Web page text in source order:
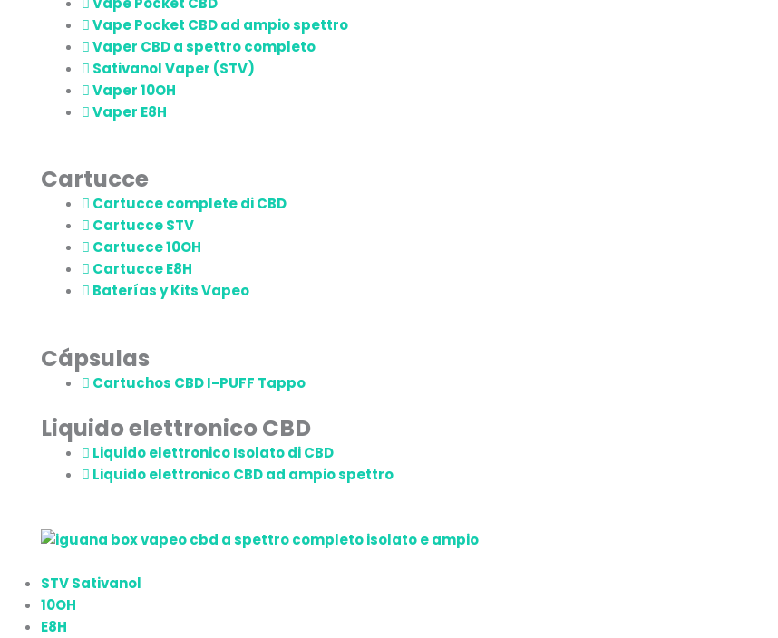
Vape Pocket CBD ad ampio spettro
Vaper CBD a spettro completo
Sativanol Vaper (STV)
Vaper 10OH
Vaper E8H
Cartucce
Cartucce complete di CBD
Cartucce STV
Cartucce 10OH
Cartucce E8H
Baterías y Kits Vapeo
Cápsulas
Cartuchos CBD I-PUFF Tappo
Liquido elettronico CBD
Liquido elettronico Isolato di CBD
Liquido elettronico CBD ad ampio spettro
STV Sativanol
10OH
E8H